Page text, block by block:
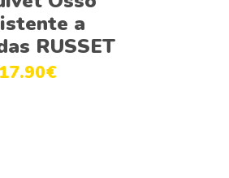
a
RUSSET
17.90€